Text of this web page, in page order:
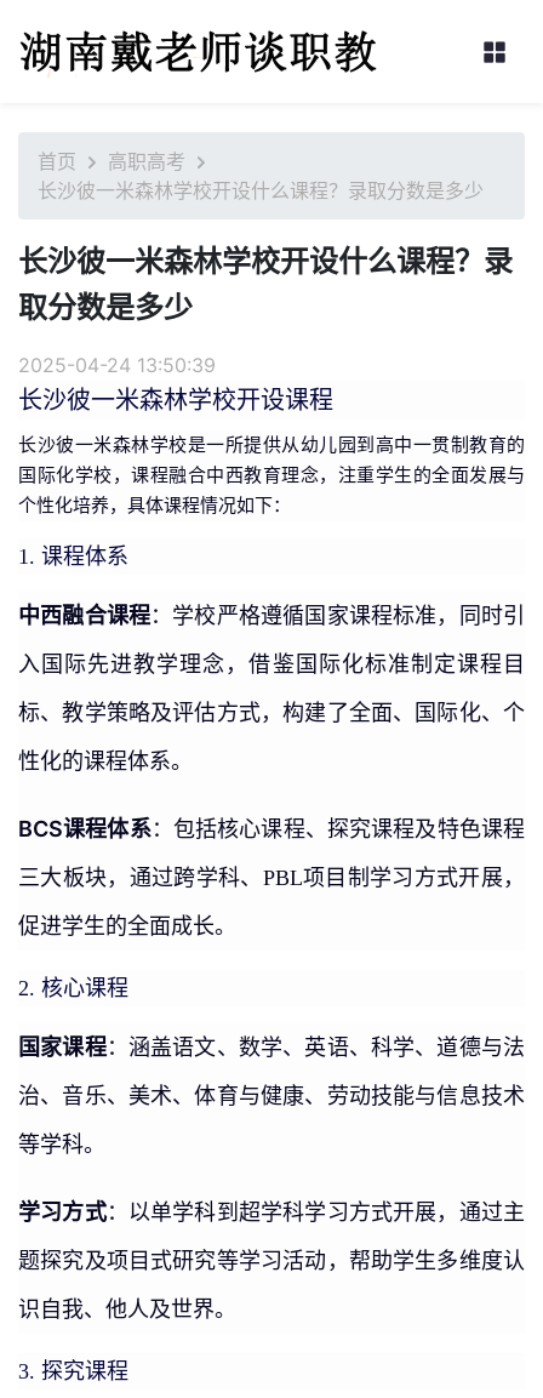
首页
高职高考
长沙彼一米森林学校开设什么课程？录取分数是多少
长沙彼一米森林学校开设什么课程？录
取分数是多少
2025-04-24 13:50:39
长沙彼一米森林学校开设课程
长沙彼一米森林学校是一所提供从幼儿园到高中一贯制教育的
国际化学校，课程融合中西教育理念，注重学生的全面发展与
个性化培养，具体课程情况如下：
1. 课程体系
中西融合课程：学校严格遵循国家课程标准，同时引
入国际先进教学理念，借鉴国际化标准制定课程目
标、教学策略及评估方式，构建了全面、国际化、个
性化的课程体系。
BCS课程体系：包括核心课程、探究课程及特色课程
三大板块，通过跨学科、PBL项目制学习方式开展，
促进学生的全面成长。
2. 核心课程
国家课程：涵盖语文、数学、英语、科学、道德与法
治、音乐、美术、体育与健康、劳动技能与信息技术
等学科。
学习方式：以单学科到超学科学习方式开展，通过主
题探究及项目式研究等学习活动，帮助学生多维度认
识自我、他人及世界。
3. 探究课程